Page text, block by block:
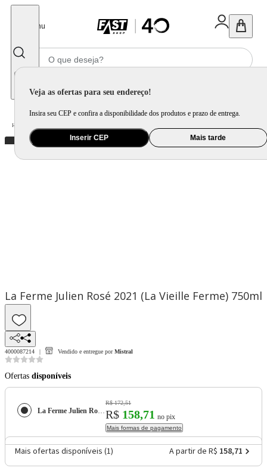
Menu
Veja as ofertas para seu endereço!
Insira seu CEP e confira a disponibilidade dos produtos e prazo de entrega.
Inserir CEP Mais tarde
Home
La Ferme Julien Rosé 2021 (La Vieille Ferme) 750ml
4000087214 Vendido e entregue por Mistral
Ofertas disponíveis
La Ferme Julien Rosé 2021 (La Vieille Ferme) 750ml
R$ 172,51
R$ 158,71 no pix
Mais formas de pagamento
Mais ofertas disponíveis (1) A partir de R$ 158,71